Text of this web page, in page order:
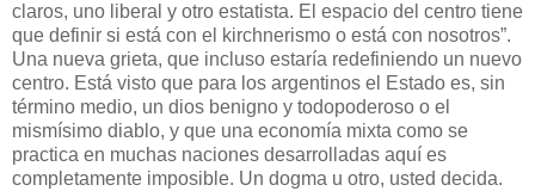
claros, uno liberal y otro estatista. El espacio del centro tiene
que definir si está con el kirchnerismo o está con nosotros”.
Una nueva grieta, que incluso estaría redefiniendo un nuevo
centro. Está visto que para los argentinos el Estado es, sin
término medio, un dios benigno y todopoderoso o el
mismísimo diablo, y que una economía mixta como se
practica en muchas naciones desarrolladas aquí es
completamente imposible. Un dogma u otro, usted decida.